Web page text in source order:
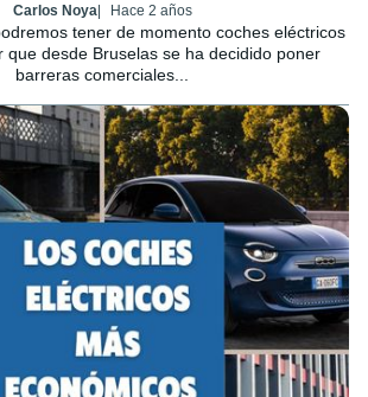
Carlos Noya Hace 2 años
tener de momento coches eléctricos
que desde Bruselas se ha decidido poner
barreras comerciales...